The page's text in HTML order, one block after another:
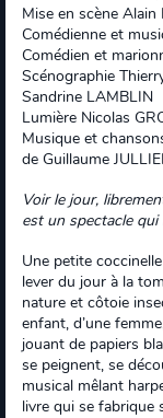
Mise en scène Alain
Comédienne et
Comédien et
Scénographie
Sandrine LAMBLIN
Lumière Nicolas
Musique et
de Guillaume
Voir le jour,
est un spectacle
Une petite
lever du jour à la
nature et côtoie
enfant, d’une
jouant de papiers
se peignent, se
musical mêlant
livre qui se fabrique